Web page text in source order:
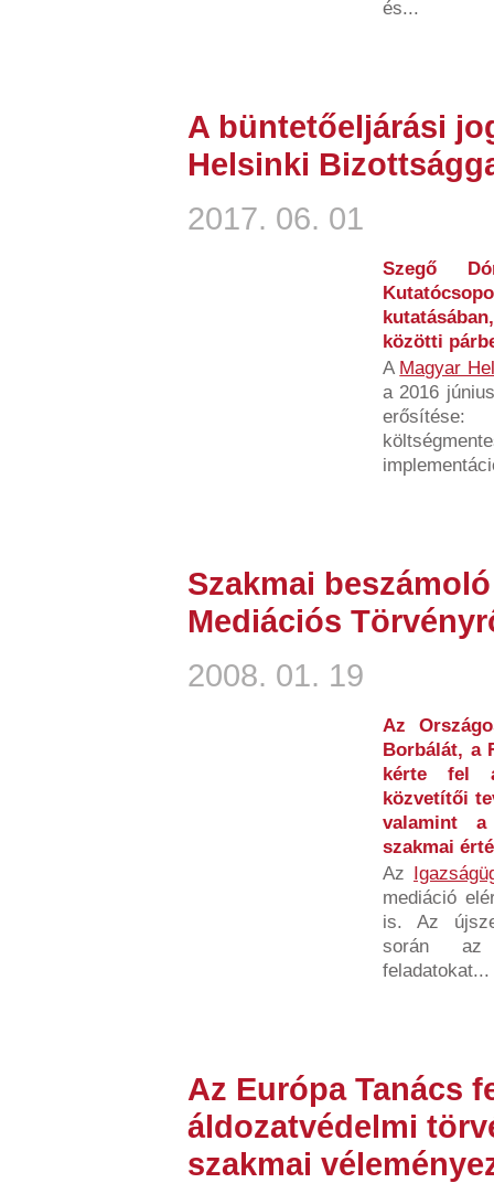
és...
A büntetőeljárási
Helsinki
2017. 06. 01
Szegő
közötti
A Magyar
a 2016
Szakmai
Mediációs
2008. 01. 19
Az
Borbálát, a
kérte fel a
közvetítői
valamint a
szakmai
Az
mediáció
is. Az
során az
feladatokat...
Az Európa Tanács
áldozatvédelmi
szakmai